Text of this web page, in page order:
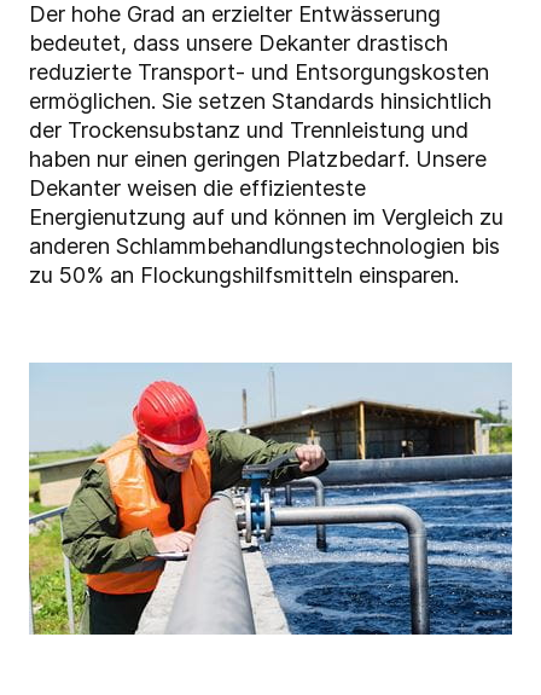
Der hohe Grad an erzielter Entwässerung
bedeutet, dass unsere Dekanter drastisch
reduzierte Transport- und Entsorgungskosten
ermöglichen. Sie setzen Standards hinsichtlich
der Trockensubstanz und Trennleistung und
haben nur einen geringen Platzbedarf. Unsere
Dekanter weisen die effizienteste
Energienutzung auf und können im Vergleich zu
anderen Schlammbehandlungstechnologien bis
zu 50% an Flockungshilfsmitteln einsparen.